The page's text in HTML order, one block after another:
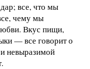
все, что мы
чему мы
Вкус пищи,
— все говорит о
невыразимой